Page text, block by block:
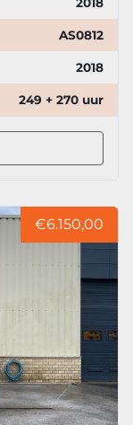
AS0812
2018
249 + 270 uur
€6.150,00